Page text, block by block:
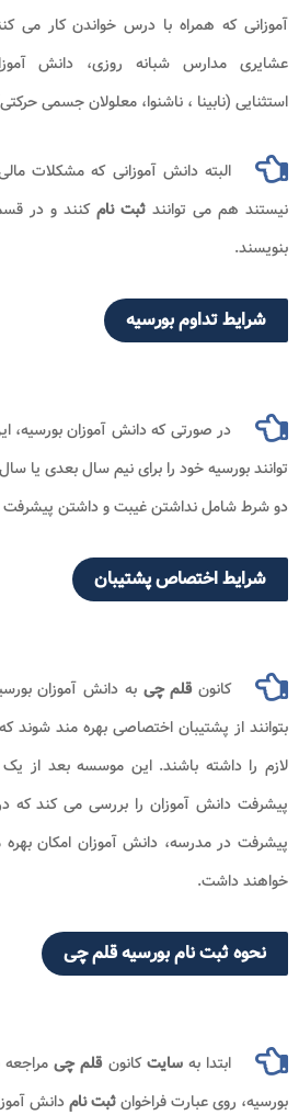
آموزانی که همراه با درس خواندن کار می
عشایری مدارس شبانه روزی، دانش
استثنایی (نابینا ، ناشنوا، معلولان جسمی
البته دانش آموزانی که مشکلات
نیستند هم می توانند ثبت نامکنند و در
بنویسند.
شرایط تداوم بورسیه
در صورتی که دانش آموزان بورسیه،
توانند بورسیه خود را برای نیم سال بعدی یا
دو شرط شامل نداشتن غیبت و داشتن پیشرفت
شرایط اختصاص پشتیبان
کانونقلم چیبه دانش آموزان
بتوانند از پشتیبان اختصاصی بهره مند شوند
لازم را داشته باشند. این موسسه بعد از
پیشرفت دانش آموزان را بررسی می کند که
پیشرفت در مدرسه، دانش آموزان امکان
خواهند داشت.
نحوه ثبت نام بورسیه قلم چی
ابتدا به سایتکانونقلم چیمراجعه
بورسیه، روی عبارت فراخوانثبت نامدانش